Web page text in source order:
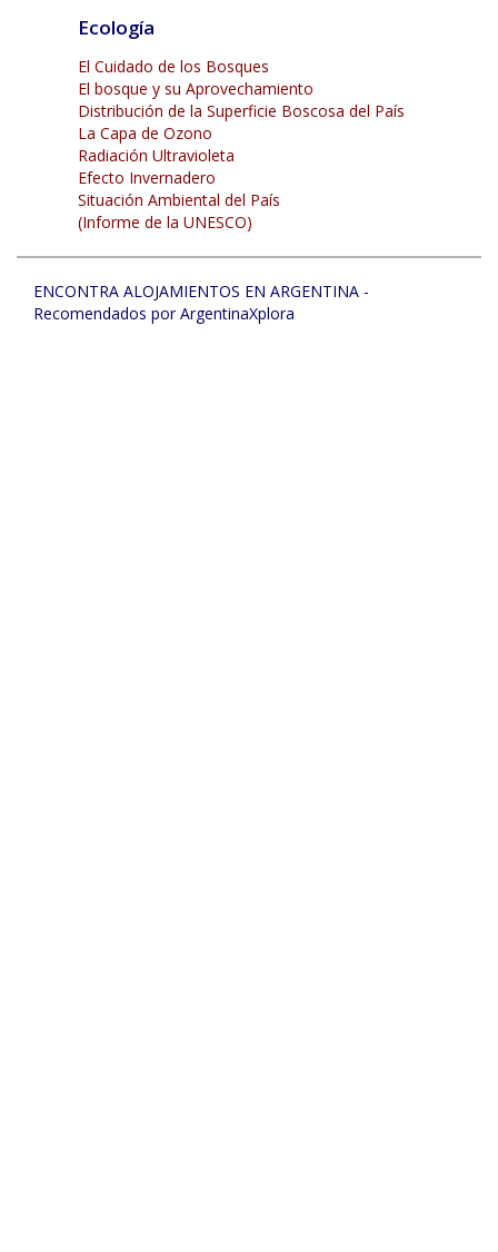
Ecología
El Cuidado de los Bosques
El bosque y su Aprovechamiento
Distribución de la Superficie Boscosa del País
La Capa de Ozono
Radiación Ultravioleta
Efecto Invernadero
Situación Ambiental del País
(Informe de la UNESCO)
ENCONTRA ALOJAMIENTOS EN ARGENTINA -
Recomendados por ArgentinaXplora